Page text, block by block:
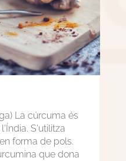
La cúrcuma és
S'utilitza
forma de pols.
que dona